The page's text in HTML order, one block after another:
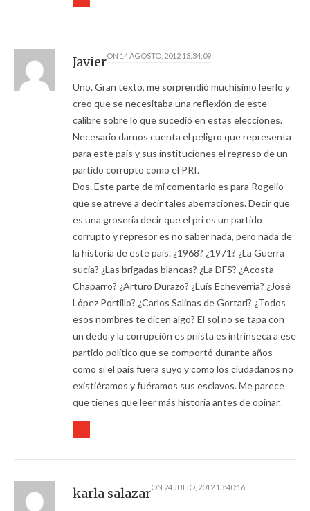
JavierON 14 AGOSTO, 2012 13:34:09
Uno. Gran texto, me sorprendió muchísimo leerlo y
creo que se necesitaba una reflexión de este
calibre sobre lo que sucedió en estas elecciones.
Necesario darnos cuenta el peligro que representa
para este país y sus instituciones el regreso de un
partido corrupto como el PRI.
Dos. Este parte de mi comentario es para Rogelio
que se atreve a decir tales aberraciones. Decir que
es una grosería decir que el pri es un partido
corrupto y represor es no saber nada, pero nada de
la historia de este país. ¿1968? ¿1971? ¿La Guerra
sucia? ¿Las brigadas blancas? ¿La DFS? ¿Acosta
Chaparro? ¿Arturo Durazo? ¿Luís Echeverria? ¿José
López Portillo? ¿Carlos Salinas de Gortari? ¿Todos
esos nombres te dicen algo? El sol no se tapa con
un dedo y la corrupción es príista es intrínseca a ese
partido político que se comportó durante años
como sí el país fuera suyo y como los ciudadanos no
existiéramos y fuéramos sus esclavos. Me parece
que tienes que leer más historia antes de opinar.
karla salazarON 24 JULIO, 2012 13:40:16